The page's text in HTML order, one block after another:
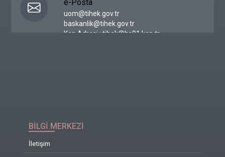
e-Posta
uom@tihek.gov.tr
baskanlik@tihek.gov.tr
Kep Adresi : tihek@hs01.kep.tr
BİLGİ MERKEZİ
İletişim